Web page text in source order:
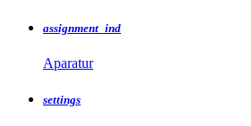
assignment_ind
Aparatur
settings